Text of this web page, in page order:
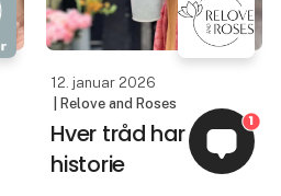
nye brevpapirer - vi els
12. januar 2026
| Relove and Roses
Hver tråd har en
historie
1